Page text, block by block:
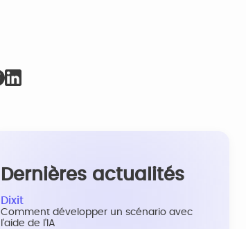
Dernières actualités
Dixit
Comment développer un scénario avec
l'aide de l'IA